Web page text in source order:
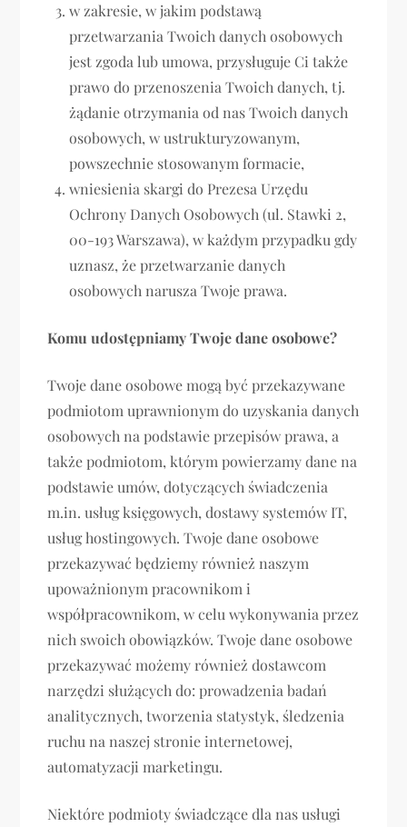
w zakresie, w jakim podstawą
przetwarzania Twoich danych osobowych
jest zgoda lub umowa, przysługuje Ci także
prawo do przenoszenia Twoich danych, tj.
żądanie otrzymania od nas Twoich danych
osobowych, w ustrukturyzowanym,
powszechnie stosowanym formacie,
wniesienia skargi do Prezesa Urzędu
Ochrony Danych Osobowych (ul. Stawki 2,
00-193 Warszawa), w każdym przypadku gdy
uznasz, że przetwarzanie danych
osobowych narusza Twoje prawa.
Komu udostępniamy Twoje dane osobowe?
Twoje dane osobowe mogą być przekazywane
podmiotom uprawnionym do uzyskania danych
osobowych na podstawie przepisów prawa, a
także podmiotom, którym powierzamy dane na
podstawie umów, dotyczących świadczenia
m.in. usług księgowych, dostawy systemów IT,
usług hostingowych. Twoje dane osobowe
przekazywać będziemy również naszym
upoważnionym pracownikom i
współpracownikom, w celu wykonywania przez
nich swoich obowiązków. Twoje dane osobowe
przekazywać możemy również dostawcom
narzędzi służących do: prowadzenia badań
analitycznych, tworzenia statystyk, śledzenia
ruchu na naszej stronie internetowej,
automatyzacji marketingu.
Niektóre podmioty świadczące dla nas usługi